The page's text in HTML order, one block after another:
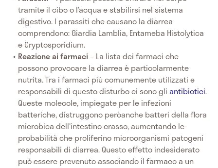
tramite il cibo o l’acqua e stabilirsi nel sistema
digestivo. I parassiti che causano la diarrea
comprendono: Giardia Lamblia, Entameba Histolytica
e Cryptosporidium.
Reazione ai farmaci– La lista dei farmaci che
possono provocare la diarrea è particolarmente
nutrita. Tra i farmaci più comunemente utilizzati e
responsabili di questo disturbo ci sono gliantibiotici.
Queste molecole, impiegate per le infezioni
batteriche, distruggono peròanche batteri della flora
microbica dell'intestino crasso, aumentando le
probabilità che proliferino microorganismi patogeni
responsabili di diarrea. Questo effetto indesiderato
può essere prevenuto associando il farmaco a un